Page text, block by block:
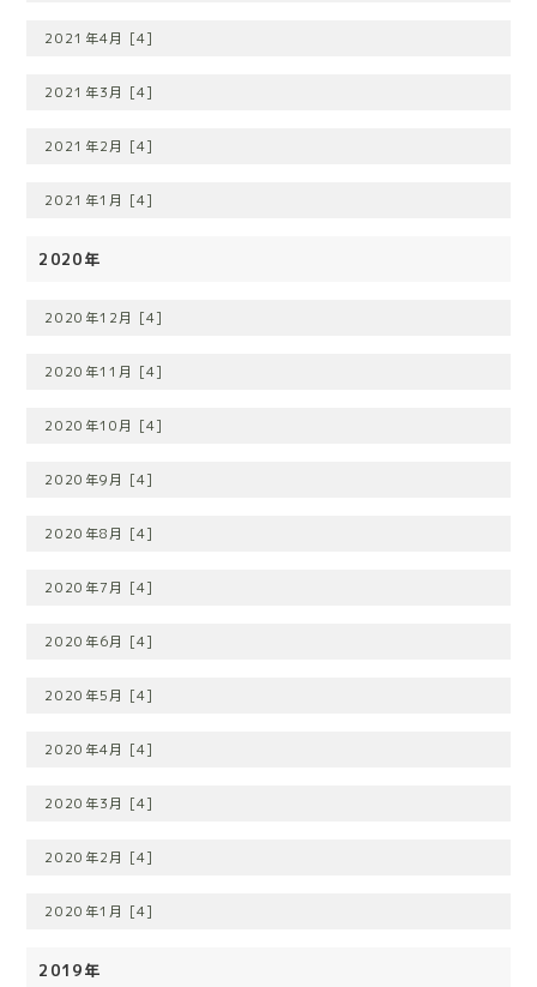
2021年4月 [4]
2021年3月 [4]
2021年2月 [4]
2021年1月 [4]
2020年
2020年12月 [4]
2020年11月 [4]
2020年10月 [4]
2020年9月 [4]
2020年8月 [4]
2020年7月 [4]
2020年6月 [4]
2020年5月 [4]
2020年4月 [4]
2020年3月 [4]
2020年2月 [4]
2020年1月 [4]
2019年